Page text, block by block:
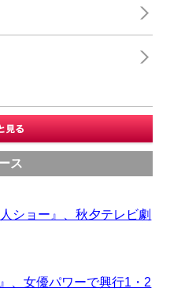
ス
ショー』、秋夕テレビ劇
、女優パワーで興行1・2